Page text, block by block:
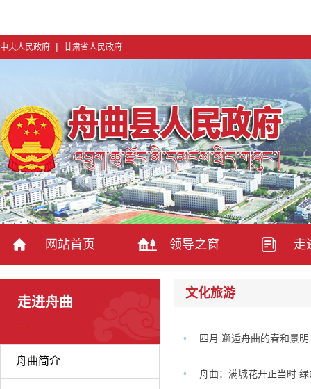
中央人民政府 | 甘肃省人民政府
网站首页 领导之窗 走
走进舟曲
舟曲简介
文化旅游
• 四月 邂逅舟曲的春和景明
• 舟曲：满城花开正当时